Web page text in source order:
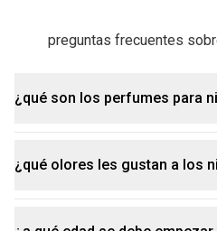
preguntas frecuentes
¿qué son los perfumes para
los perfumes infantiles son fragancias diseñadas
específicamente para la
¿qué olores les gustan a los